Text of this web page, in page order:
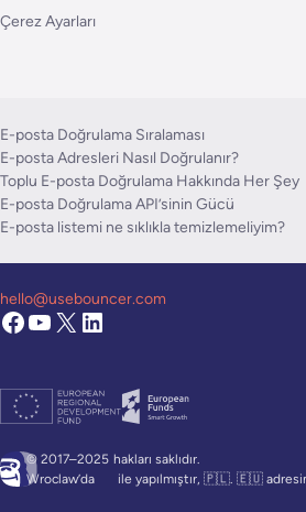
Çerez Ayarları
E-posta Doğrulama Sıralaması
E-posta Adresleri Nasıl Doğrulanır?
Toplu E-posta Doğrulama Hakkında Her Şey
E-posta Doğrulama API’sinin Gücü
E-posta listemi ne sıklıkla temizlemeliyim?
© 2017–2025 hakları saklıdır.
Wroclaw’da
ile yapılmıştır, 🇵🇱. 🇪🇺
hello@usebouncer.com